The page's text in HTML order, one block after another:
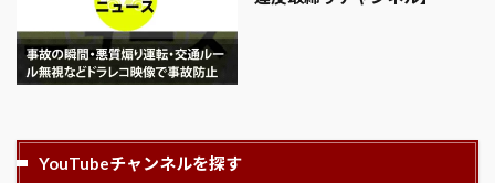
YouTubeチャンネルを探す